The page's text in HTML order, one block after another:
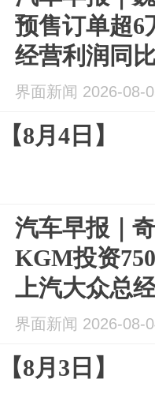
预售订单超6
经营利润同
界面新闻 2026-08-
8月4日】
汽车早报｜
KGM投资
上汽大众总
界面新闻 2026-08-
8月3日】